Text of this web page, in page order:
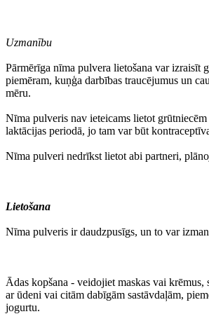
Uzmanību
Pārmērīga nīma pulvera lietošana var izraisīt
piemēram, kuņģa darbības traucējumus un
mēru.
Nīma pulveris nav ieteicams lietot
laktācijas periodā, jo tam var būt
Nīma pulveri nedrīkst lietot abi partneri,
Lietošana
Nīma pulveris ir daudzpusīgs, un to var
Ādas kopšana - veidojiet maskas vai krēmus,
ar ūdeni vai citām dabīgām sastāvdaļām,
jogurtu.